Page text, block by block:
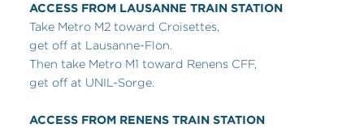
ACCESS FROM LAUSANNE TRAIN STATION
Take Metro M2 toward Croisettes,
get off at Lausanne-Flon.
Then take Metro M1 toward Renens CFF,
get off at UNIL-Sorge.
ACCESS FROM RENENS TRAIN STATION